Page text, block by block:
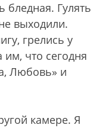
бледная. Гулять
выходили.
грелись у
что сегодня
Любовь» и
камере. Я